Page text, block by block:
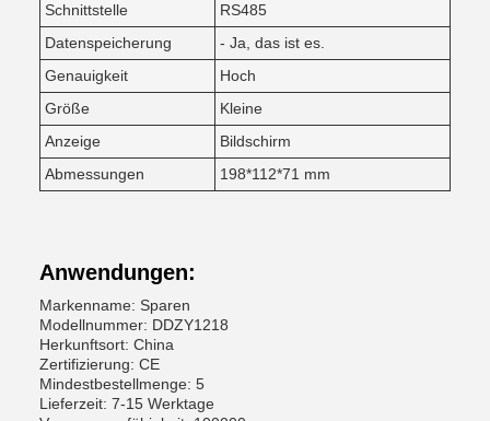
Schnittstelle
RS485
Datenspeicherung
- Ja, das ist es.
Genauigkeit
Hoch
Größe
Kleine
Anzeige
Bildschirm
Abmessungen
198*112*71 mm
Anwendungen:
Markenname: Sparen
Modellnummer: DDZY1218
Herkunftsort: China
Zertifizierung: CE
Mindestbestellmenge: 5
Lieferzeit: 7-15 Werktage